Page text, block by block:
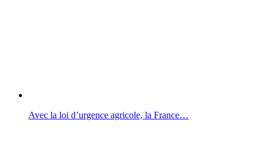
Avec la loi d’urgence agricole, la France…